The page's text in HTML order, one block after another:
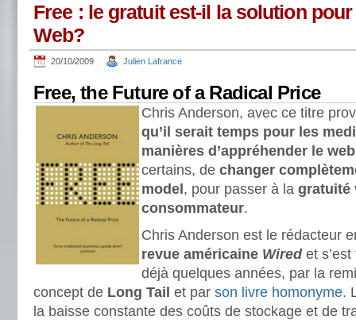
Free : le gratuit est-il la solution
Web?
20/10/2009 Julien Lafrance
Free, the Future of a Radical Price
Chris Anderson, avec ce titre
qu’il serait temps pour les
manières d’appréhender le web
certains, de changer
model , pour passer à la gratuité
consommateur.
Chris Anderson est le rédacteur
revue américaine Wiredet s’est
déjà quelques années, par la
concept de Long Tail et par son livre homonyme.
la baisse constante des coûts de stockage et de